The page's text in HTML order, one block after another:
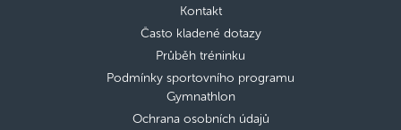
Kontakt
Často kladené dotazy
Průběh tréninku
Podmínky sportovního programu
Gymnathlon
Ochrana osobních údajů